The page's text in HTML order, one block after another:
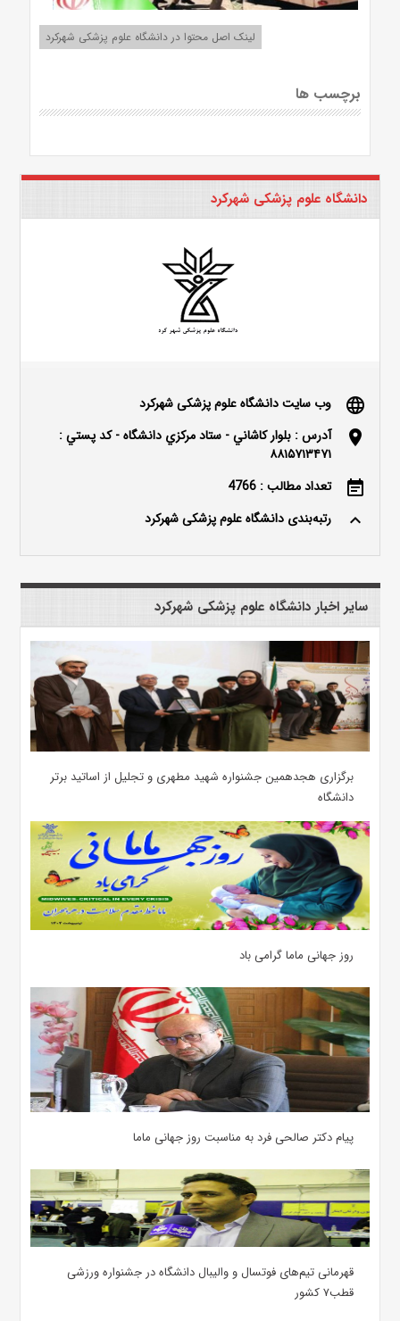
لینک اصل محتوا در دانشگاه علوم پزشکی شهرکرد
برچسب ها
دانشگاه علوم پزشکی شهرکرد
language وب سایت دانشگاه علوم پزشکی شهرکرد
location_on
آدرس : بلوار كاشاني - ستاد مركزي دانشگاه - كد پستي :
۸۸۱۵۷۱۳۴۷۱
event_note تعداد مطالب : 4766
keyboard_arrow_up رتبه‌بندی دانشگاه علوم پزشکی شهرکرد
سایر اخبار دانشگاه علوم پزشکی شهرکرد
برگزاری هجدهمین جشنواره شهید مطهری و تجلیل از اساتید برتر
دانشگاه
روز جهانی ماما گرامی باد
پیام دکتر صالحی فرد به مناسبت روز جهانی ماما
قهرمانی تیم‌های فوتسال و والیبال دانشگاه در جشنواره ورزشی
قطب۷ کشور